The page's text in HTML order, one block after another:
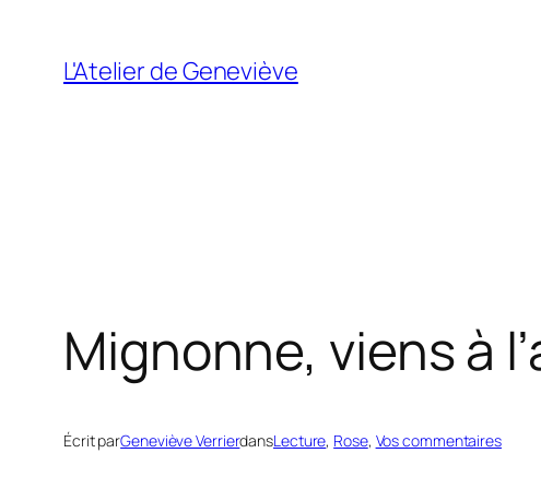
contenu
L'Atelier de Geneviève
Mignonne, viens à
Écrit parGeneviève VerrierdansLecture, Rose, Vos commentaires